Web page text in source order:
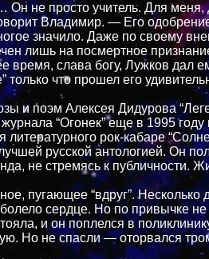
не просто учитель. Для меня,
Владимир. — Его
значило. Даже по своему
лишь на посмертное
время, слава богу, Лужков дал
только что прошел его
и поэм Алексея Дидурова
журнала “Огонек” еще в 1995
литературного рок-кабаре
русской антологией. Он
не стремясь к публичности.
пугающее “вдруг”.
сердце. Но по привычке
и он поплелся в
Но не спасли — оторвался